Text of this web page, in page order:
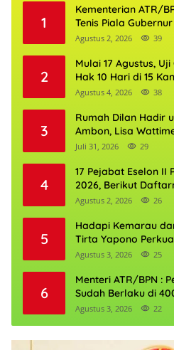
1
Kementerian ATR/
Tenis Piala
Agustus 2, 2026 39
2
Mulai 17 Agustus,
Hak 10 Hari di 15
Agustus 4, 2026 38
3
Rumah Dilan Hadir
Ambon, Lisa
Boleh Kehilangan
Juli 31, 2026 29
4
17 Pejabat Eselon II
2026, Berikut
Agustus 2, 2026 26
5
Hadapi Kemarau
Tirta Yapono
Agustus 3, 2026 25
6
Menteri ATR/BPN :
Sudah Berlaku di
Agustus 3, 2026 22